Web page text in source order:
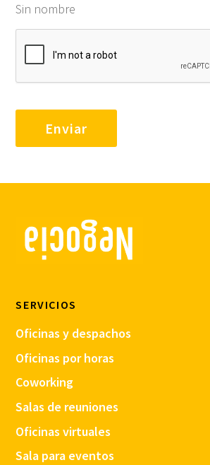
Sin nombre
SERVICIOS
Oficinas y despachos
Oficinas por horas
Coworking
Salas de reuniones
Oficinas virtuales
Sala para eventos